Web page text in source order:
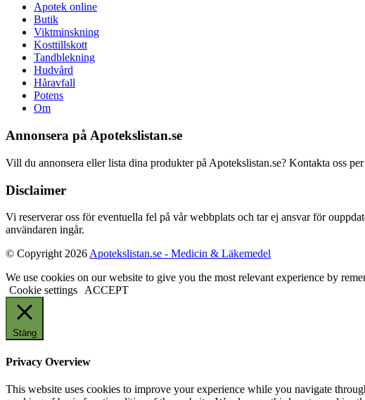
Apotek online
Butik
Viktminskning
Kosttillskott
Tandblekning
Hudvård
Håravfall
Potens
Om
Annonsera på Apotekslistan.se
Vill du annonsera eller lista dina produkter på Apotekslistan.se? Kontakta oss
Disclaimer
Vi reserverar oss för eventuella fel på vår webbplats och tar ej ansvar för
användaren ingår.
© Copyright 2026 Apotekslistan.se - Medicin & Läkemedel
We use cookies on our website to give you the most relevant experience by
Cookie settings
ACCEPT
Stäng
Privacy Overview
This website uses cookies to improve your experience while you navigate